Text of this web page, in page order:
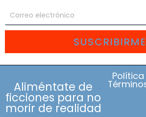
SUSCRIBIRME
Aliméntate de
ficciones para no
morir de realidad